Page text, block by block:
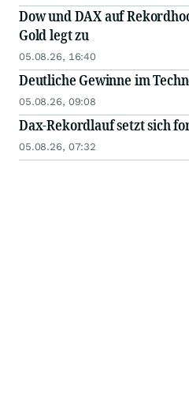
Dow und DAX auf
Gold legt zu
05.08.26, 16:40
Deutliche Gewinne im
05.08.26, 09:08
Dax-Rekordlauf setzt sich
05.08.26, 07:32